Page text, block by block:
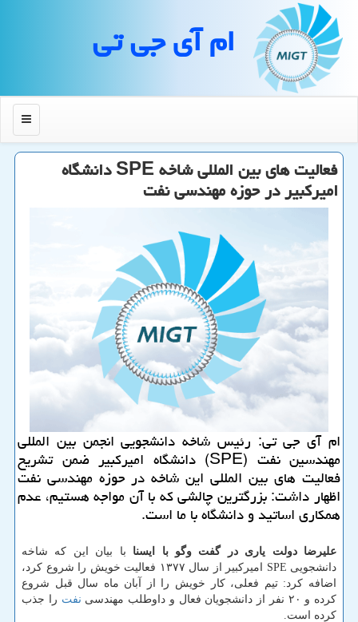
ام آی جی تی
منو
فعالیت های بین المللی شاخه SPE دانشگاه
امیركبیر در حوزه مهندسی نفت
ام آی جی تی: رئیس شاخه دانشجویی انجمن بین المللی
مهندسین نفت (SPE) دانشگاه امیركبیر ضمن تشریح
فعالیت های بین المللی این شاخه در حوزه مهندسی نفت
اظهار داشت: بزرگترین چالشی كه با آن مواجه هستیم، عدم
همكاری اساتید و دانشگاه با ما است.
علیرضا دولت یاری در گفت وگو با ایسنا با بیان این كه شاخه
دانشجویی SPE امیركبیر از سال ۱۳۷۷ فعالیت خویش را شروع كرد،
اضافه كرد: تیم فعلی، كار خویش را از آبان ماه سال قبل شروع
كرده و ۲۰ نفر از دانشجویان فعال و داوطلب مهندسی
نفت را جذب
كرده است.